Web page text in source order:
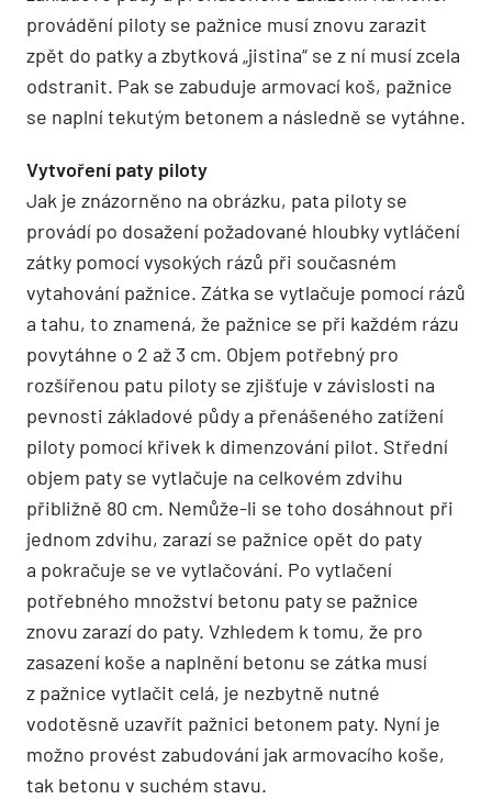
provádění piloty se pažnice musí znovu zarazit
zpět do patky a zbytková „jistina“ se z ní musí zcela
odstranit. Pak se zabuduje armovací koš, pažnice
se naplní tekutým betonem a následně se vytáhne.
Vytvoření paty piloty
Jak je znázorněno na obrázku, pata piloty se
provádí po dosažení požadované hlou­bky vytláčení
zátky pomocí vysokých rázů při současném
vytahování pažnice. Zátka se vytlačuje pomocí rázů
a tahu, to znamená, že pažnice se při každém rázu
povytáhne o 2 až 3 cm. Objem potřebný pro
rozšířenou patu piloty se zjišťuje v závislosti na
pevnosti základové půdy a přenášeného zatížení
piloty pomocí křivek k dimenzování pilot. Střední
objem paty se vytlačuje na celkovém zdvihu
přibližně 80 cm. Nemůže-li se toho dosáhnout při
jednom zdvihu, zarazí se pažnice opět do paty
a pokračuje se ve vytlačování. Po vytlačení
potřebného množství betonu paty se pažnice
znovu zarazí do paty. Vzhledem k tomu, že pro
zasazení koše a naplnění betonu se zátka musí
z pažnice vytlačit celá, je nezbytně nutné
vodotěsně uzavřít pažnici betonem paty. Nyní je
možno provést zabudování jak armovacího koše,
tak betonu v suchém stavu.